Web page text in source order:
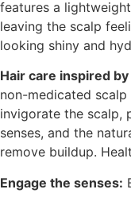
features a
leaving the scalp
looking shiny and
Hair care inspired
non-medicated
invigorate the scalp,
senses, and the
remove buildup.
Engage the senses: